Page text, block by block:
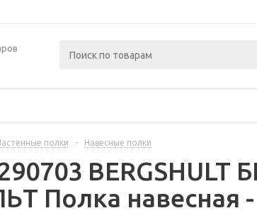
полки - Навесные полки
BERGSHULT
Полка навесная